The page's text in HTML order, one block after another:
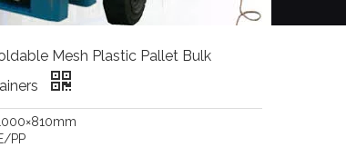
Mesh Plastic Pallet Bulk
PP